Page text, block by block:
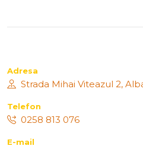
Adresa
Strada Mihai Viteazul 2,
Telefon
0258 813 076
E-mail